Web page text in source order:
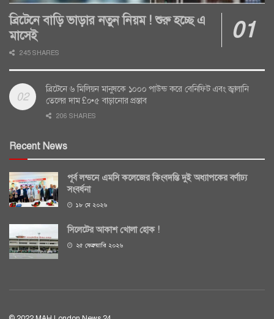
ব্রিটেনে বাড়ি ভাড়ার নতুন নিয়ম ! শুরু হচ্ছে এ
মাসেই
245 SHARES
ব্রিটেনে ৬ মিলিয়ন মানুষকে ১০০০ পাউন্ড করে বেনিফিট এবং জ্বালানি
তেলের দাম £০•৫ বাড়ানোর প্রস্তাব
206 SHARES
Recent News
পূর্ব লন্ডনে এমসি কলেজের কিংবদন্তি দুই অধ্যাপকের বর্ণাঢ্য
সংবর্ধনা
১৮ মে ২০২৬
সিলেটের আকাশ খোলা হোক !
২৫ ফেব্রুয়ারি ২০২৬